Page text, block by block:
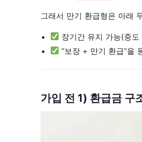
그래서 만기 환급형은 아래
장기간 유지 가능(중
“보장 + 만기 환급”을
가입 전 1) 환급금 구